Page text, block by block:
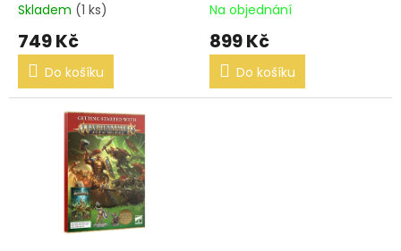
Skladem (1 ks)
749 Kč
Do košíku
Na objednání
899 Kč
Do košíku